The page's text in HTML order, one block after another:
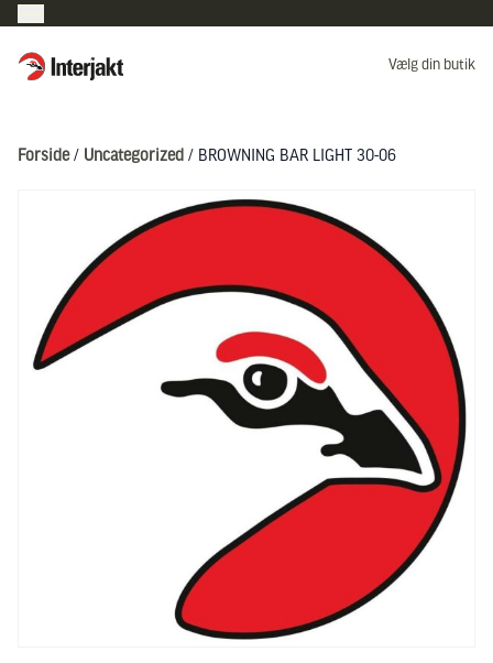
Interjakt DK Vælg din butik
Forside/ Uncategorized / BROWNING BAR LIGHT 30-06